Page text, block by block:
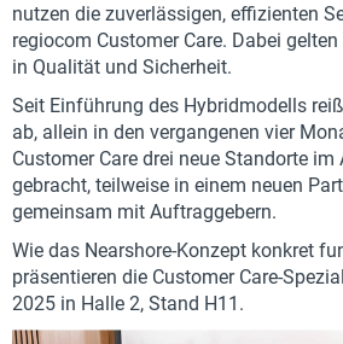
nutzen die zuverlässigen, effizienten
regiocom Customer Care. Dabei
in Qualität und Sicherheit.
Seit Einführung des Hybridmodells
ab, allein in den vergangenen vier
Customer Care drei neue Standorte
gebracht, teilweise in einem neuen
gemeinsam mit Auftraggebern.
Wie das Nearshore-Konzept konkret
präsentieren die Customer Care-
2025 in Halle 2, Stand H11.